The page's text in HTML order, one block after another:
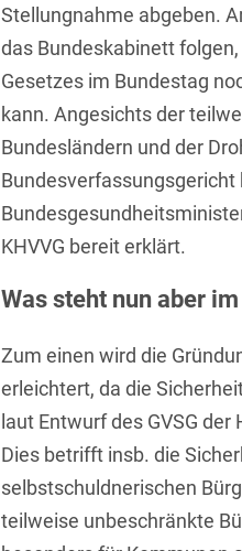
Nachfolge /
Öffentlicher
Vergabe
Patentrecht
Private Equity /
Capital
Schiedsverfahren
Insolvenzrecht
Space /
Steuerrecht
Arztrecht /
Asset
Aufenthaltsrecht
Automotive
Banking/
Batteriespeicher
Spanisch
Tschechisch
Türkisch
Ungarisch
Stellungnahme abgeben.
das Bundeskabinett
Gesetzes im Bundestag
kann. Angesichts der
Bundesländern und der
KHVVG bereit erklärt.
Was steht nun aber
Zum einen wird die
erleichtert, da die
laut Entwurf des GVSG
Dies betrifft insb. die
selbstschuldnerischen
teilweise unbeschränkte